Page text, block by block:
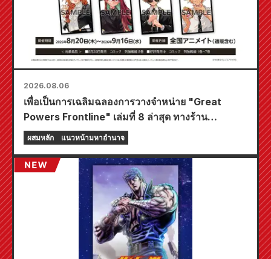
2026.08.06
เพื่อเป็นการเฉลิมฉลองการวางจำหน่าย "Great
Powers Frontline" เล่มที่ 8 ล่าสุด ทางร้าน
Animate ทั่วประเทศจะจัดงานอีเวนต์พิเศษในช่วง
เวลาจำกัด เริ่มตั้งแต่วันที่ 20 สิงหาคม โดยคุณ
สามารถรับมินิการ์ดสุดพิเศษ (ทั้งหมด 4 แบบ) ได้ที่นี่!
ผสมหลัก แนวหน้ามหาอำนาจ